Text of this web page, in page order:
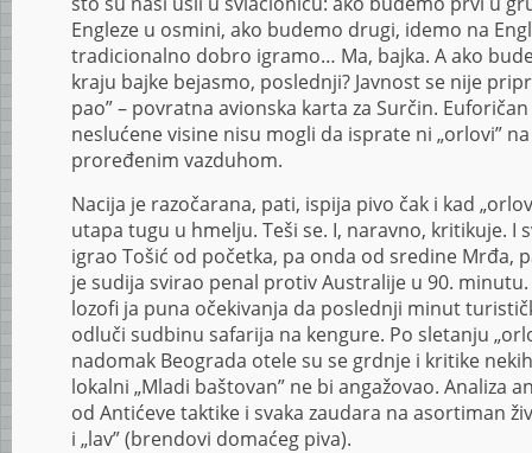
Engleze u osmini, ako budemo drugi, idemo na
tradicionalno dobro igramo… Ma, bajka. A ako
kraju bajke bejasmo, poslednji? Javnost se nije
pao” – povratna avionska karta za Surčin.
neslućene visine nisu mogli da isprate ni „orlovi”
proređenim vazduhom.
Nacija je razočarana, pati, ispija pivo čak i kad
utapa tugu u hmelju. Teši se. I, naravno, kritikuje. I
igrao Tošić od početka, pa onda od sredine Mrđa,
je sudija svirao penal protiv Australije u 90.
lozofi ja puna očekivanja da poslednji minut
odluči sudbinu safarija na kengure. Po sletanju
nadomak Beograda otele su se grdnje i kritike
lokalni „Mladi baštovan” ne bi angažovao. Analiza
od Antićeve taktike i svaka zaudara na asortiman
i „lav” (brendovi domaćeg piva).